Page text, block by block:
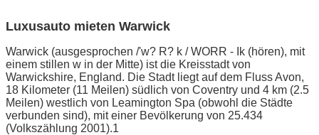
Luxusauto mieten Warwick
Warwick (ausgesprochen /'w? R? k / WORR - Ik (hören), mit
einem stillen w in der Mitte) ist die Kreisstadt von
Warwickshire, England. Die Stadt liegt auf dem Fluss Avon,
18 Kilometer (11 Meilen) südlich von Coventry und 4 km (2.5
Meilen) westlich von Leamington Spa (obwohl die Städte
verbunden sind), mit einer Bevölkerung von 25.434
(Volkszählung 2001).1